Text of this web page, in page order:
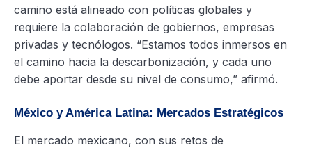
camino está alineado con políticas globales y
requiere la colaboración de gobiernos, empresas
privadas y tecnólogos. “Estamos todos inmersos en
el camino hacia la descarbonización, y cada uno
debe aportar desde su nivel de consumo,” afirmó.
México y América Latina: Mercados Estratégicos
El mercado mexicano, con sus retos de